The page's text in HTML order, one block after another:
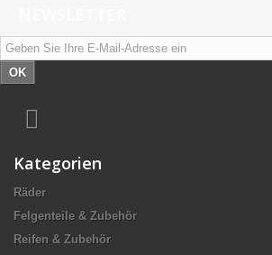
OK
Kategorien
Räder
Felgenteile & Zubehör
Reifen & Zubehör